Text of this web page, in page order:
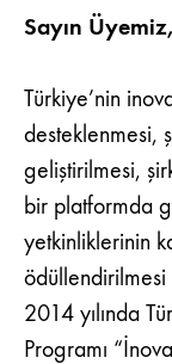
Sayın Üyemiz,
Türkiye’nin
desteklenmesi,
geliştirilmesi,
bir platformda
yetkinliklerinin
ödüllendirilmesi
2014 yılında
Programı